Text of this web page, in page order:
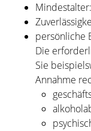
persönliche
Die
Sie
Annahme